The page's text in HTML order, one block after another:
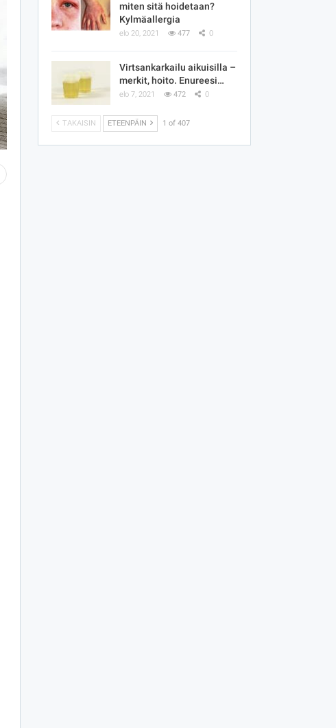
miten sitä hoidetaan?
Kylmäallergia
elo 20, 2021 477 0
Virtsankarkailu aikuisilla –
merkit, hoito. Enureesi…
elo 7, 2021 472 0
TAKAISIN ETEENPÄIN 1 of 407